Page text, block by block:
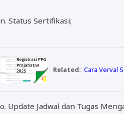
n. Status Sertifikasi;
Related: Cara Verval
o. Update Jadwal dan Tugas